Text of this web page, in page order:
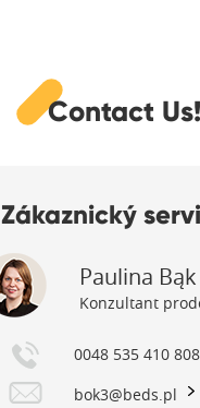
Contact Us!
Zákaznický
Paulina Bąk
Konzultant
0048 535 410 808
bok3@beds.pl